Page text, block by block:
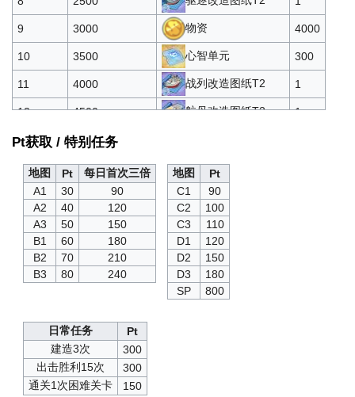
9 3000 物资 4000
10 3500 心智单元 300
11 4000 战列改造图纸T2 1
12 4500 航母改造图纸T2 1
13 5000
14 5500 心智单元
6000 巡洋改造图纸T3
6500 驱逐改造图纸T3
17 7000 辅助技能书T3
7500 心智单元
8500
21 9000
22 9500
Pt获取 / 特别任务
地图 Pt
每日首次三倍
A1
30
90
A2
40
120
A3
50
150
B1
60
180
B2
70
210
B3
80 240
地图
Pt
C1
90
C2
100
C3
110
D1
120
D2
150
D3
180
SP
800
日常任务
Pt
建造3次
300
出击胜利15次
300
通关1次困难关卡
150